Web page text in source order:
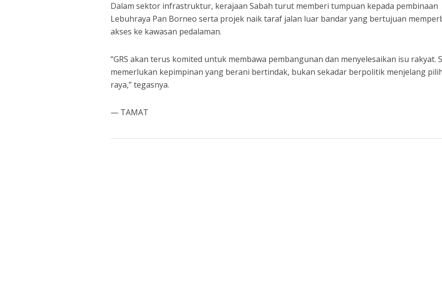
Dalam sektor infrastruktur, kerajaan Sabah turut memberi tumpuan kepada pembinaan
Lebuhraya Pan Borneo serta projek naik taraf jalan luar bandar yang bertujuan
akses ke kawasan pedalaman.
“GRS akan terus komited untuk membawa pembangunan dan menyelesaikan isu rakyat.
memerlukan kepimpinan yang berani bertindak, bukan sekadar berpolitik menjelang
raya,” tegasnya.
— TAMAT